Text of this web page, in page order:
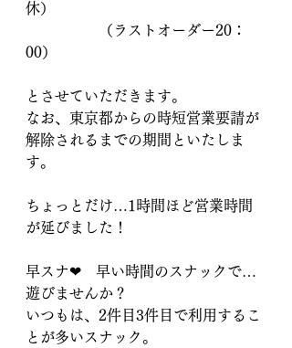
休）
（ラストオーダー20：
00）
とさせていただきます。
なお、東京都からの時短営業要請が
解除されるまでの期間といたしま
す。
ちょっとだけ…1時間ほど営業時間
が延びました！
早スナ❤　早い時間のスナックで…
遊びませんか？
いつもは、2件目3件目で利用するこ
とが多いスナック。